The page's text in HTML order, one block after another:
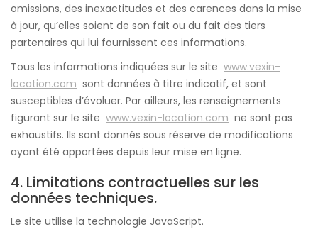
omissions, des inexactitudes et des carences dans la mise
à jour, qu’elles soient de son fait ou du fait des tiers
partenaires qui lui fournissent ces informations.
Tous les informations indiquées sur le site www.vexin-
location.com sont données à titre indicatif, et sont
susceptibles d’évoluer. Par ailleurs, les renseignements
figurant sur le site www.vexin-location.com ne sont pas
exhaustifs. Ils sont donnés sous réserve de modifications
ayant été apportées depuis leur mise en ligne.
4. Limitations contractuelles sur les
données techniques.
Le site utilise la technologie JavaScript.